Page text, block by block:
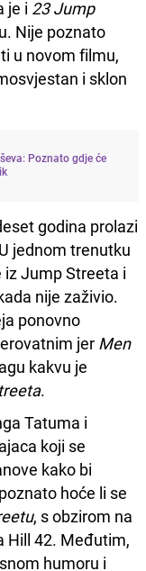
je i 23 Jump
Nije poznato
u novom filmu,
i sklon
Poznato gdje će
godina prolazi
jednom trenutku
Jump Streeta i
nije zaživio.
ponovno
jer Men
kakvu je
.
Tatuma i
koji se
kako bi
hoće li se
, s obzirom na
Hill 42. Međutim,
humoru i